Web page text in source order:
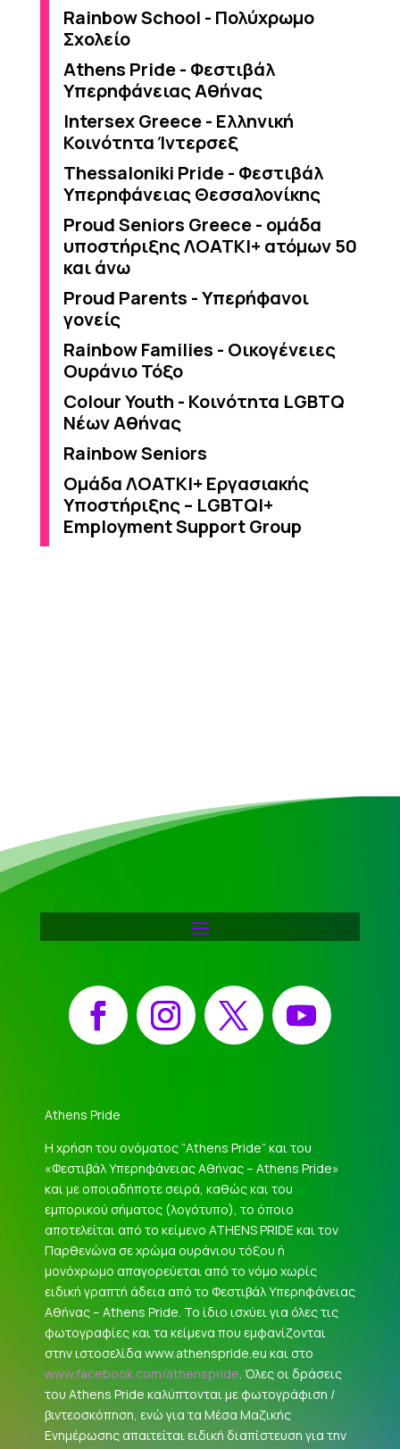
Rainbow School - Πολύχρωμο
Σχολείο
Athens Pride - Φεστιβάλ
Υπερηφάνειας Αθήνας
Intersex Greece - Ελληνική
Κοινότητα Ίντερσεξ
Thessaloniki Pride - Φεστιβάλ
Υπερηφάνειας Θεσσαλονίκης
Proud Seniors Greece - ομάδα
υποστήριξης ΛΟΑΤΚΙ+ ατόμων 50
και άνω
Proud Parents - Υπερήφανοι
γονείς
Rainbow Families - Οικογένειες
Ουράνιο Τόξο
Colour Youth - Κοινότητα LGBTQ
Νέων Αθήνας
Rainbow Seniors
Ομάδα ΛΟΑΤΚΙ+ Εργασιακής
Υποστήριξης – LGBTQI+
Employment Support Group
Facebook Instagram X YouTube
Athens Pride
Η χρήση του ονόματος “Athens Pride” και του
«Φεστιβάλ Υπερηφάνειας Αθήνας – Athens Pride»
και με οποιαδήποτε σειρά, καθώς και του
εμπορικού σήματος (λογότυπο), το όποιο
αποτελείται από το κείμενο ATHENS PRIDE και τον
Παρθενώνα σε χρώμα ουράνιου τόξου ή
μονόχρωμο απαγορεύεται από το νόμο χωρίς
ειδική γραπτή άδεια από το Φεστιβάλ Υπερηφάνειας
Αθήνας – Athens Pride. Το ίδιο ισχύει για όλες τις
φωτογραφίες και τα κείμενα που εμφανίζονται
στην ιστοσελίδα www.athenspride.eu και στο
www.facebook.com/athenspride. Όλες οι δράσεις
του Athens Pride καλύπτονται με φωτογράφιση /
βιντεοσκόπηση, ενώ για τα Μέσα Μαζικής
Ενημέρωσης απαιτείται ειδική διαπίστευση για την